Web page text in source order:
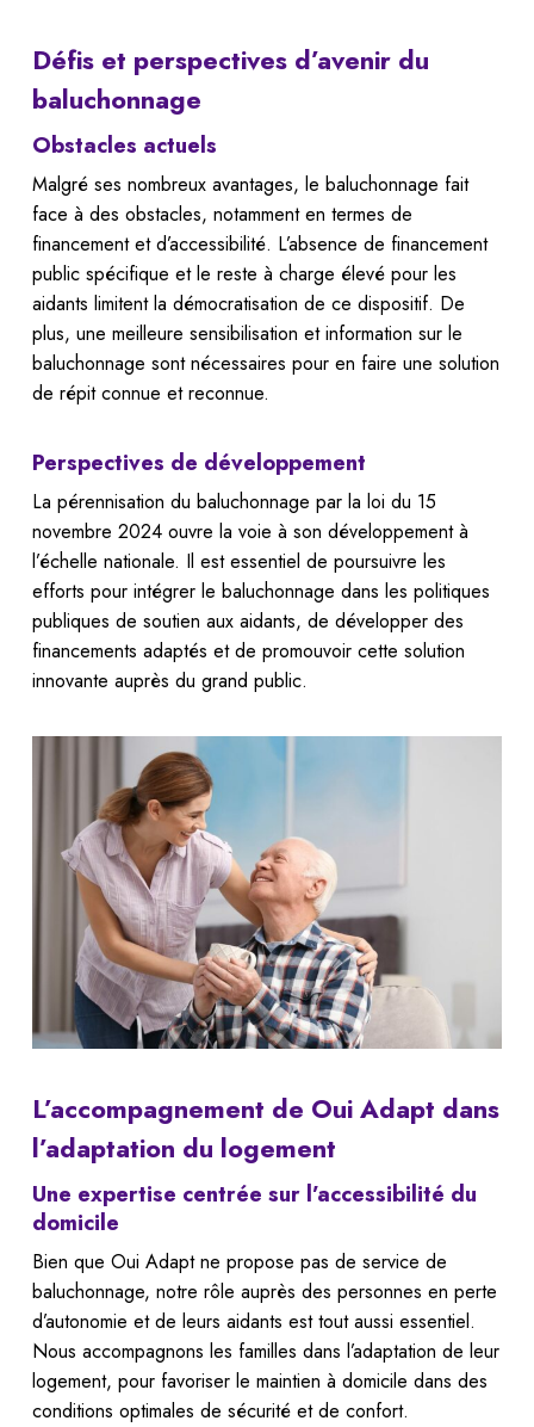
Défis et perspectives d’avenir du
baluchonnage
Obstacles actuels
Malgré ses nombreux avantages, le baluchonnage fait
face à des obstacles, notamment en termes de
financement et d’accessibilité. L’absence de financement
public spécifique et le reste à charge élevé pour les
aidants limitent la démocratisation de ce dispositif. De
plus, une meilleure sensibilisation et information sur le
baluchonnage sont nécessaires pour en faire une solution
de répit connue et reconnue.
Perspectives de développement
La pérennisation du baluchonnage par la loi du 15
novembre 2024 ouvre la voie à son développement à
l’échelle nationale. Il est essentiel de poursuivre les
efforts pour intégrer le baluchonnage dans les politiques
publiques de soutien aux aidants, de développer des
financements adaptés et de promouvoir cette solution
innovante auprès du grand public.
L’accompagnement de Oui Adapt dans
l’adaptation du logement
Une expertise centrée sur l’accessibilité du
domicile
Bien que Oui Adapt ne propose pas de service de
baluchonnage, notre rôle auprès des personnes en perte
d’autonomie et de leurs aidants est tout aussi essentiel.
Nous accompagnons les familles dans l’adaptation de leur
logement, pour favoriser le maintien à domicile dans des
conditions optimales de sécurité et de confort.